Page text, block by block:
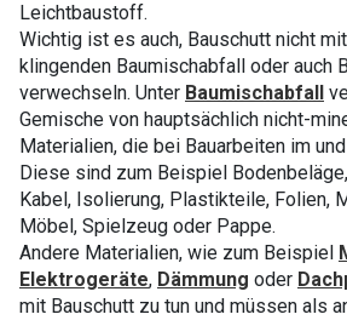
Leichtbaustoff.
Wichtig ist es auch, Bauschutt nicht
klingenden Baumischabfall oder auch
verwechseln. Unter Baumischabfall
Gemische von hauptsächlich nicht-
Materialien, die bei Bauarbeiten im
Diese sind zum Beispiel
Kabel, Isolierung, Plastikteile, Folien,
Möbel, Spielzeug oder Pappe.
Andere Materialien, wie zum Beispiel
Elektrogeräte, Dämmung oder
mit Bauschutt zu tun und müssen als